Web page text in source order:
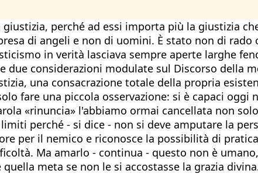
perché ad essi importa più la giustizia
di angeli e non di uomini. È stato non di
in verità lasciava sempre aperte larghe
considerazioni modulate sul Discorso della
una consacrazione totale della propria
fare una piccola osservazione: si è capaci oggi
«rinuncia» l'abbiamo ormai cancellata non
perché - si dice - non si deve amputare la
per il nemico e riconosce la possibilità di
Ma amarlo - continua - questo non è
meta se non le si accostasse la grazia